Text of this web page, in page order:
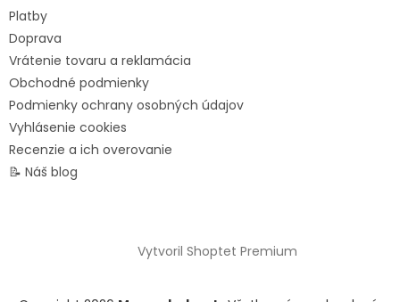
Platby
Doprava
Vrátenie tovaru a reklamácia
Obchodné podmienky
Podmienky ochrany osobných údajov
Vyhlásenie cookies
Recenzie a ich overovanie
📝 Náš blog
Vytvoril Shoptet Premium